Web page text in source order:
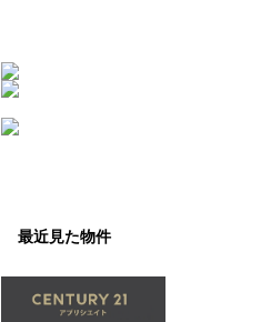
最近見た物件